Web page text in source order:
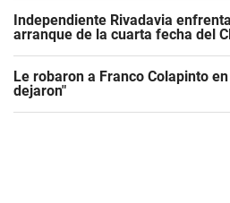
Independiente Rivadavia
arranque de la cuarta fecha del
Le robaron a Franco Colapinto
dejaron"